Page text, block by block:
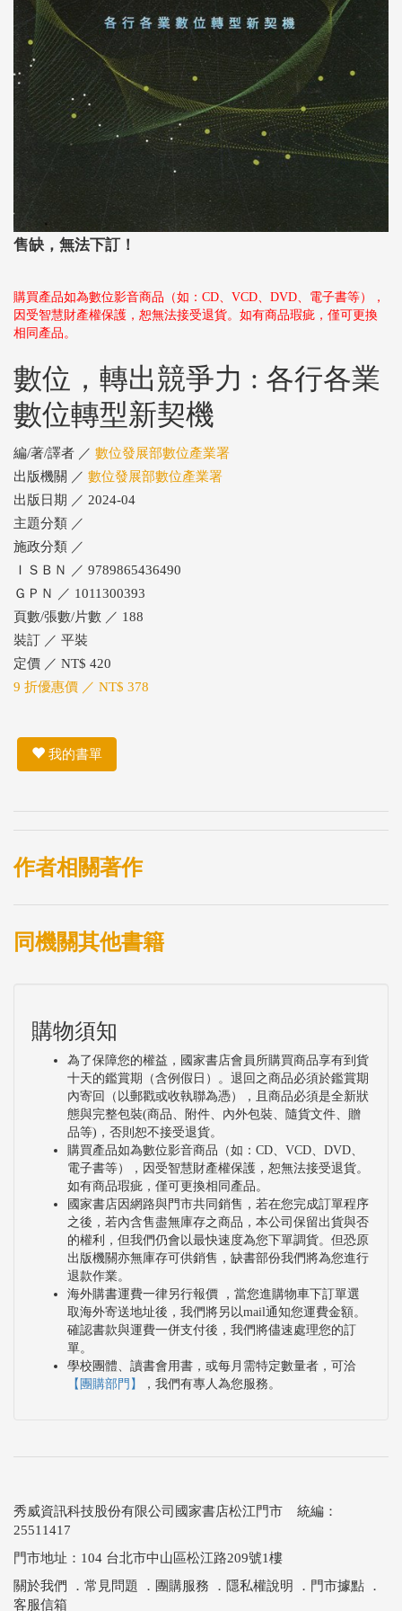
售缺，無法下訂！
購買產品如為數位影音商品（如：CD、VCD、DVD、電子書等），
因受智慧財產權保護，恕無法接受退貨。如有商品瑕疵，僅可更換
相同產品。
數位，轉出競爭力 : 各行各業
數位轉型新契機
編/著/譯者 ／ 數位發展部數位產業署
出版機關 ／ 數位發展部數位產業署
出版日期 ／ 2024-04
主題分類 ／
施政分類 ／
ＩＳＢＮ ／ 9789865436490
ＧＰＮ ／ 1011300393
頁數/張數/片數 ／ 188
裝訂 ／ 平裝
定價 ／ NT$ 420
9 折優惠價 ／ NT$ 378
我的書單
作者相關著作
同機關其他書籍
購物須知
為了保障您的權益，國家書店會員所購買商品享有到貨
十天的鑑賞期（含例假日）。退回之商品必須於鑑賞期
內寄回（以郵戳或收執聯為憑），且商品必須是全新狀
態與完整包裝(商品、附件、內外包裝、隨貨文件、贈
品等)，否則恕不接受退貨。
購買產品如為數位影音商品（如：CD、VCD、DVD、
電子書等），因受智慧財產權保護，恕無法接受退貨。
如有商品瑕疵，僅可更換相同產品。
國家書店因網路與門市共同銷售，若在您完成訂單程序
之後，若內含售盡無庫存之商品，本公司保留出貨與否
的權利，但我們仍會以最快速度為您下單調貨。但恐原
出版機關亦無庫存可供銷售，缺書部份我們將為您進行
退款作業。
海外購書運費一律另行報價 ，當您進購物車下訂單選
取海外寄送地址後，我們將另以mail通知您運費金額。
確認書款與運費一併支付後，我們將儘速處理您的訂
單。
學校團體、讀書會用書，或每月需特定數量者，可洽
【團購部門】
，我們有專人為您服務。
秀威資訊科技股份有限公司國家書店松江門市 統編：
25511417
門市地址：104 台北市中山區松江路209號1樓
關於我們
． 常見問題 ． 團購服務 ． 隱私權說明 ． 門市據點 ．
客服信箱